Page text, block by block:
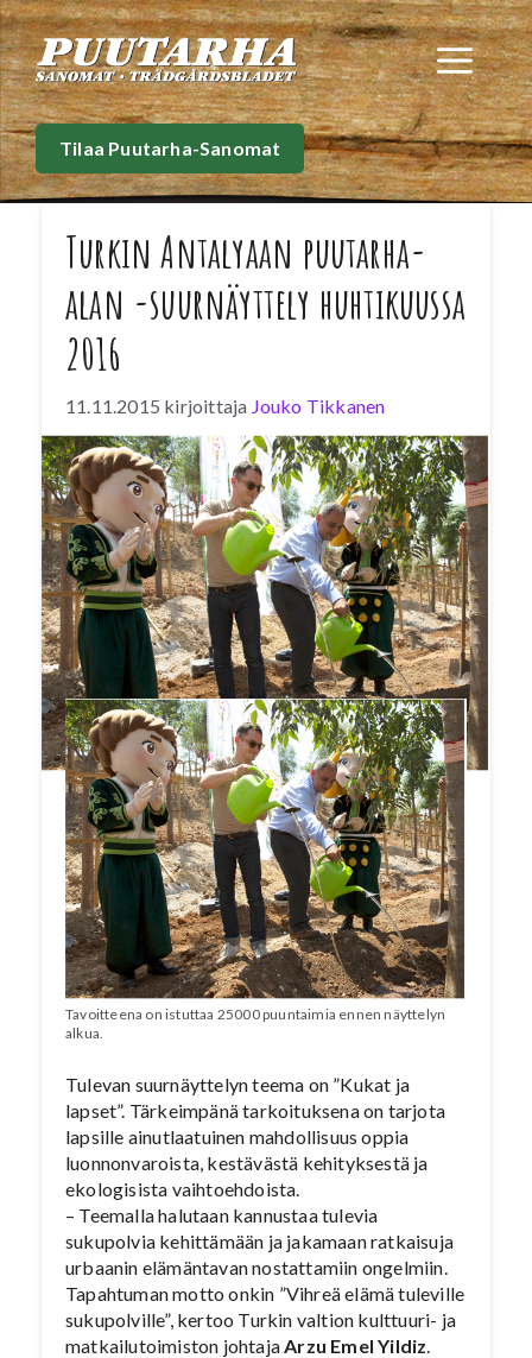
Siirry
sisältöön
Tilaa Puutarha-Sanomat
Turkin Antalyaan puutarha-
alan -suurnäyttely huhtikuussa
2016
11.11.2015 kirjoittaja Jouko Tikkanen
Puutarhatalouden kansainvälinen suurnäyttely
järjestetään ensi vuonna Turkin Antalyassa.
EXPO 2016 Antalya on ensimmäinen Turkin
isännöimä suurnäyttely. Tapahtuma kokoaa
yhteen puutarha-alan, kestävän kehityksen ja
ekologisen ympäristön asiantuntijoita ja
toimijoita ympäri maailman. Huhtikuusta
lokakuuhun kestävään näyttelyyn odotetaan
jopa 8 miljoonaa vierailijaa.
Tavoitteena on istuttaa 25000 puuntaimia ennen näyttelyn
alkua.
Tulevan suurnäyttelyn teema on ”Kukat ja
lapset”. Tärkeimpänä tarkoituksena on tarjota
lapsille ainutlaatuinen mahdollisuus oppia
luonnonvaroista, kestävästä kehityksestä ja
ekologisista vaihtoehdoista.
– Teemalla halutaan kannustaa tulevia
sukupolvia kehittämään ja jakamaan ratkaisuja
urbaanin elämäntavan nostattamiin ongelmiin.
Tapahtuman motto onkin ”Vihreä elämä tuleville
sukupolville”, kertoo Turkin valtion kulttuuri- ja
matkailutoimiston johtaja Arzu Emel Yildiz